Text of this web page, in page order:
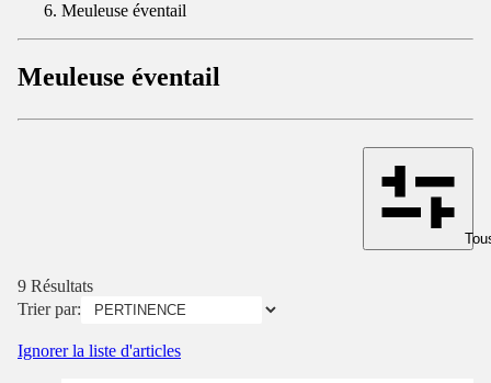
Meuleuse éventail
Meuleuse éventail
9 Résultats
Trier par:
Ignorer la liste d'articles